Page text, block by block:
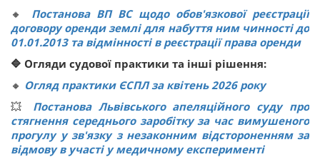
🔸 Постанова ВП ВС щодо обов'язкової реєстрації
договору оренди землі для набуття ним чинності до
01.01.2013 та відмінності в реєстрації права оренди
🔷 Огляди судової практики та інші рішення:
🔸 Огляд практики ЄСПЛ за квітень 2026 року
💥 Постанова Львівського апеляційного суду про
стягнення середнього заробітку за час вимушеного
прогулу у зв'язку з незаконним відстороненням за
відмову в участі у медичному експерименті